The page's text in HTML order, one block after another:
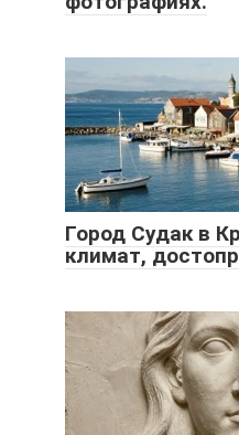
Город Судак в
климат,